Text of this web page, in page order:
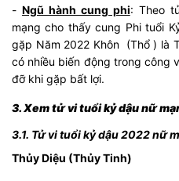
- Ngũ hành cung phi: Theo
mạng cho thấy cung Phi tuổi
gặp Năm 2022 Khôn (Thổ ) là
có nhiều biến động trong công
đỡ khi gặp bất lợi.
3. Xem tử vi tuổi kỷ dậu nữ
3.1. Tử vi tuổi kỷ dậu 2022 nữ
Thủy Diệu (Thủy Tinh)